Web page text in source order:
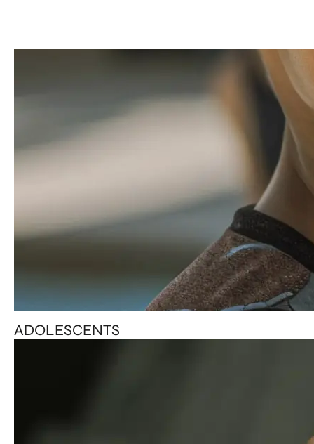
ADOLESCENTS